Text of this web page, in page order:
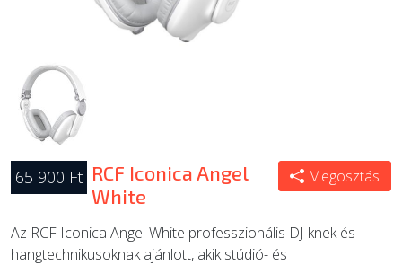
65 900 Ft RCF Iconica Angel
White
Megosztás
Az RCF Iconica Angel White professzionális DJ-knek és
hangtechnikusoknak ajánlott, akik stúdió- és